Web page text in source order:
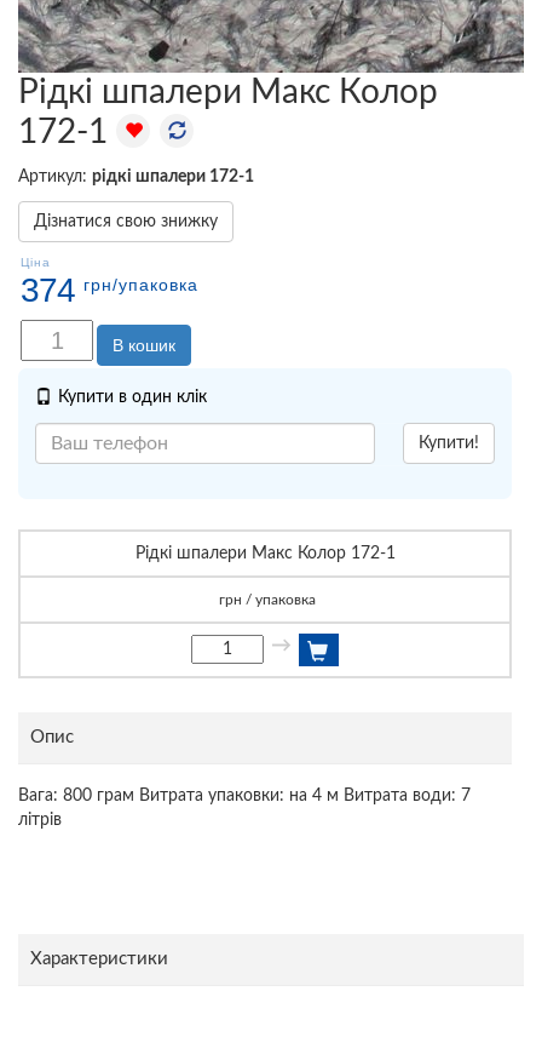
Рідкі шпалери Макс Колор
172-1
Артикул: рідкі шпалери 172-1
Дізнатися свою знижку
Ціна
374 грн/упаковка
В кошик
Купити в один клік
Купити!
Рідкі шпалери Макс Колор 172-1
грн / упаковка
→
Опис
Вага: 800 грам Витрата упаковки: на 4 м Витрата води: 7
літрів
Характеристики